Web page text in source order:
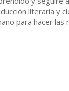
literaria y
para hacer